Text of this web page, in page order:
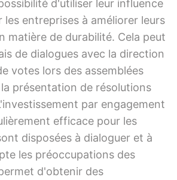
d'utiliser leur influence
les entreprises à améliorer leurs
matière de durabilité. Cela peut
de dialogues avec la direction
votes lors des assemblées
présentation de résolutions
par engagement
efficace pour les
disposées à dialoguer et à
les préoccupations des
d'obtenir des